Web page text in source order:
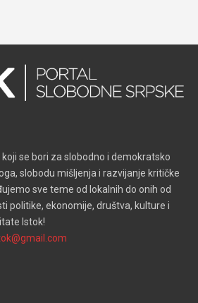
se bori za slobodno i demokratsko
slobodu mišljenja i razvijanje kritičke
sve teme od lokalnih do onih od
politike, ekonomije, društva, kulture i
Istok!